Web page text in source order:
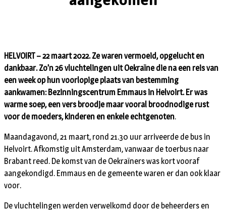
HELVOIRT – 22 maart 2022. Ze waren vermoeid, opgelucht en
dankbaar. Zo’n 26 vluchtelingen uit Oekraïne die na een reis van
een week op hun voorlopige plaats van bestemming
aankwamen: Bezinningscentrum Emmaus in Helvoirt. Er was
warme soep, een vers broodje maar vooral broodnodige rust
voor de moeders, kinderen en enkele echtgenoten.
Maandagavond, 21 maart, rond 21.30 uur arriveerde de bus in
Helvoirt. Afkomstig uit Amsterdam, vanwaar de toerbus naar
Brabant reed. De komst van de Oekraïners was kort vooraf
aangekondigd. Emmaus en de gemeente waren er dan ook klaar
voor.
De vluchtelingen werden verwelkomd door de beheerders en